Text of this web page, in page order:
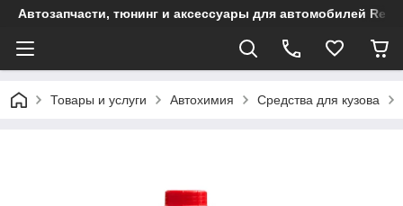
Автозапчасти, тюнинг и аксессуары для автомобилей
Товары и услуги Автохимия Средства для кузова